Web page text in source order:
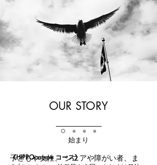
OUR STORY
始まり
子どもや女性、 シニアや障がい者、ま
《HIPPOcampe コース》